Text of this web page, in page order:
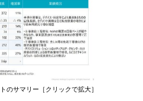
のサマリー［クリックで拡大］